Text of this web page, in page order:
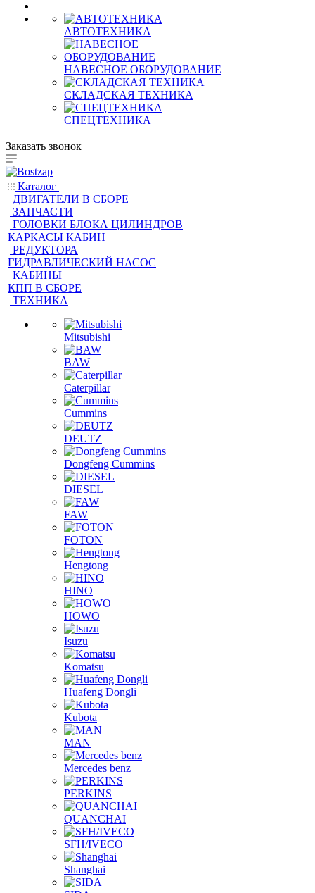
АВТОТЕХНИКА
НАВЕСНОЕ ОБОРУДОВАНИЕ
СКЛАДСКАЯ ТЕХНИКА
СПЕЦТЕХНИКА
Заказать звонок
Каталог
ДВИГАТЕЛИ В СБОРЕ
ЗАПЧАСТИ
ГОЛОВКИ БЛОКА ЦИЛИНДРОВ
КАРКАСЫ КАБИН
РЕДУКТОРА
ГИДРАВЛИЧЕСКИЙ НАСОС
КАБИНЫ
КПП В СБОРЕ
ТЕХНИКА
Mitsubishi
BAW
Caterpillar
Cummins
DEUTZ
Dongfeng Cummins
DIESEL
FAW
FOTON
Hengtong
HINO
HOWO
Isuzu
Komatsu
Huafeng Dongli
Kubota
MAN
Mercedes benz
PERKINS
QUANCHAI
SFH/IVECO
Shanghai